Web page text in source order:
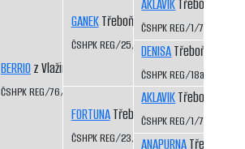
BERRIOz Vlažinky CS
ČSHPK REG/76/84/86
GANEKTřeboň-Kopeček CS
ČSHPK REG/25/82
FORTUNATřeboň-Kopeček CS
ČSHPK REG/23/81
AKLAVIKTřeboň-
ČSHPK REG/1/77
DENISATřeboň-
ČSHPK REG/18a/81
AKLAVIKTřeboň-
ČSHPK REG/1/77
ANAPURNATřeboň-